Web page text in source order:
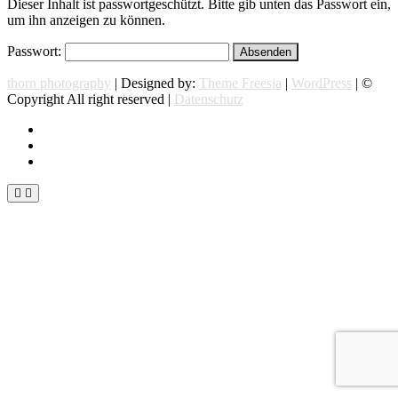
Dieser Inhalt ist passwortgeschützt. Bitte gib unten das Passwort ein,
um ihn anzeigen zu können.
Passwort:
thorn photography | Designed by: Theme Freesia | WordPress | ©
Copyright All right reserved | Datenschutz